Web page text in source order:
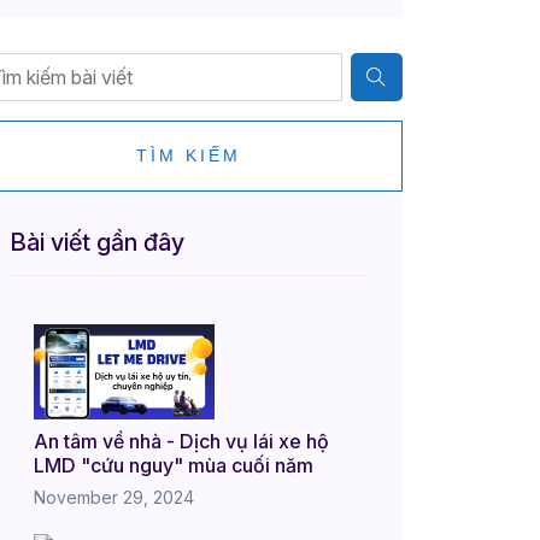
TÌM KIẾM
Bài viết gần đây
An tâm về nhà - Dịch vụ lái xe hộ
LMD "cứu nguy" mùa cuối năm
November 29, 2024